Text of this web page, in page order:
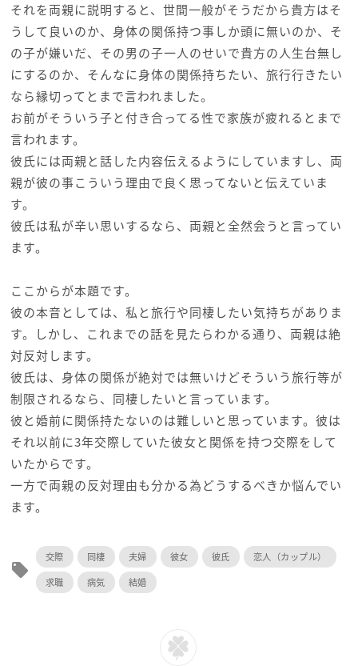
それを両親に説明すると、世間一般がそうだから貴方はそ
うして良いのか、身体の関係持つ事しか頭に無いのか、そ
の子が嫌いだ、その男の子一人のせいで貴方の人生台無し
にするのか、そんなに身体の関係持ちたい、旅行行きたい
なら縁切ってとまで言われました。
お前がそういう子と付き合ってる性で家族が疲れるとまで
言われます。
彼氏には両親と話した内容伝えるようにしていますし、両
親が彼の事こういう理由で良く思ってないと伝えていま
す。
彼氏は私が辛い思いするなら、両親と全然会うと言ってい
ます。
ここからが本題です。
彼の本音としては、私と旅行や同棲したい気持ちがありま
す。しかし、これまでの話を見たらわかる通り、両親は絶
対反対します。
彼氏は、身体の関係が絶対では無いけどそういう旅行等が
制限されるなら、同棲したいと言っています。
彼と婚前に関係持たないのは難しいと思っています。彼は
それ以前に3年交際していた彼女と関係を持つ交際をして
いたからです。
一方で両親の反対理由も分かる為どうするべきか悩んでい
ます。
local_offer
交際 同棲 夫婦 彼女 彼氏
恋人（カップル）
求職
病気 結婚